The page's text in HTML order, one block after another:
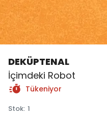
DEKÜPTENAL
İçimdeki Robot
Tükeniyor
Stok: 1